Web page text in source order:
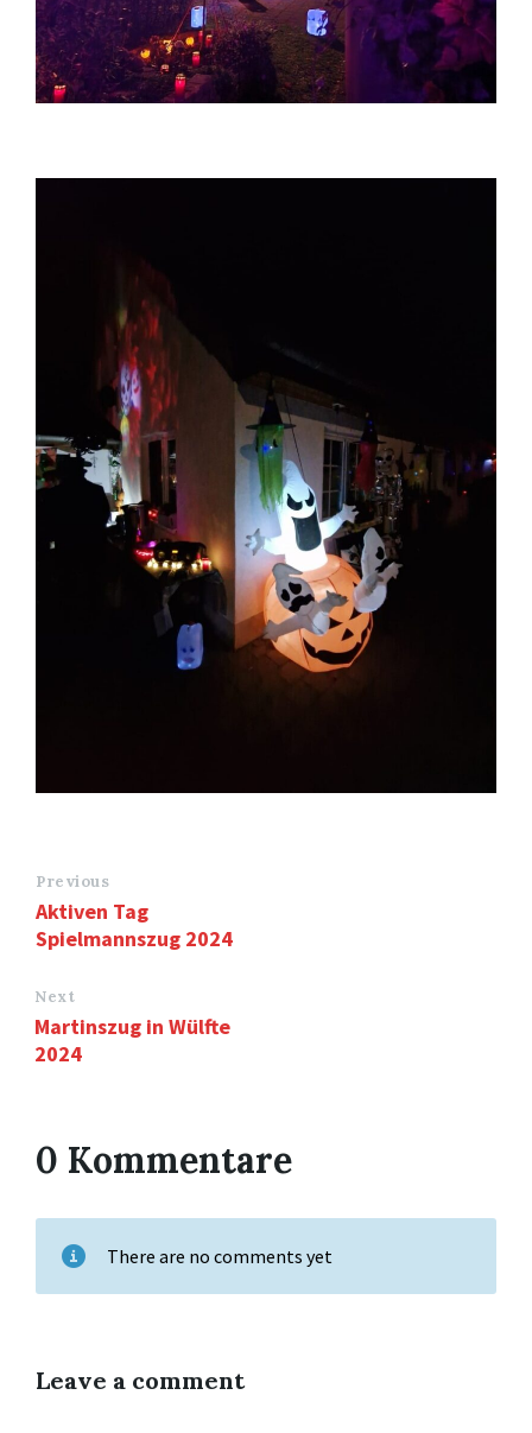
Previous
Aktiven Tag
Spielmannszug 2024
Next
Martinszug in Wülfte
2024
0 Kommentare
There are no comments yet
Leave a comment